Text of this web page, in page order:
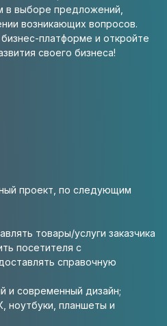
в выборе предложений,
возникающих вопросов.
платформе и откройте
своего бизнеса!
проект, по следующим
товары/услуги заказчика
посетителя с
справочную
и современный дизайн;
ноутбуки, планшеты и